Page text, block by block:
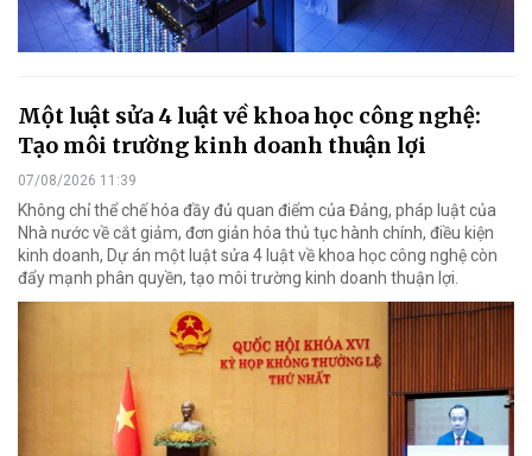
Một luật sửa 4 luật về khoa học công nghệ:
Tạo môi trường kinh doanh thuận lợi
07/08/2026 11:39
Không chỉ thể chế hóa đầy đủ quan điểm của Đảng, pháp luật của
Nhà nước về cắt giảm, đơn giản hóa thủ tục hành chính, điều kiện
kinh doanh, Dự án một luật sửa 4 luật về khoa học công nghệ còn
đẩy mạnh phân quyền, tạo môi trường kinh doanh thuận lợi.